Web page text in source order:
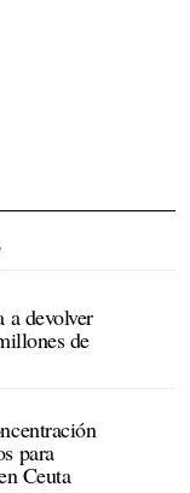
a devolver
de
para
Ceuta